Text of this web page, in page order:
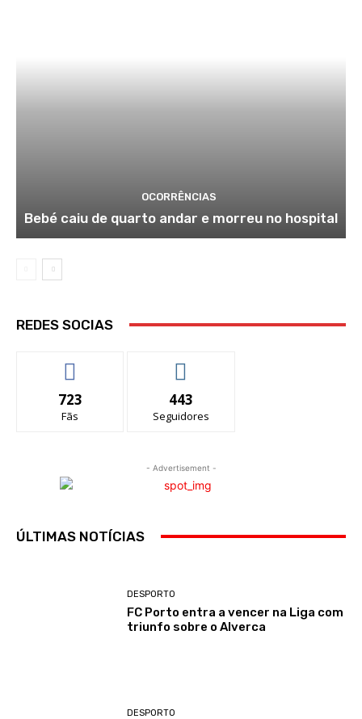
OCORRÊNCIAS
Bebé caiu de quarto andar e morreu no hospital
REDES SOCIAS
723
Fãs
443
Seguidores
- Advertisement -
ÚLTIMAS NOTÍCIAS
DESPORTO
FC Porto entra a vencer na Liga com
triunfo sobre o Alverca
DESPORTO